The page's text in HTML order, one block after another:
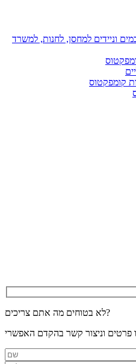
וניידים למחסן, לחנות, למשרד
קומפקטוס
לא בטוחים מה אתם צריכים?
פרטים וניצור קשר בהקדם האפשרי